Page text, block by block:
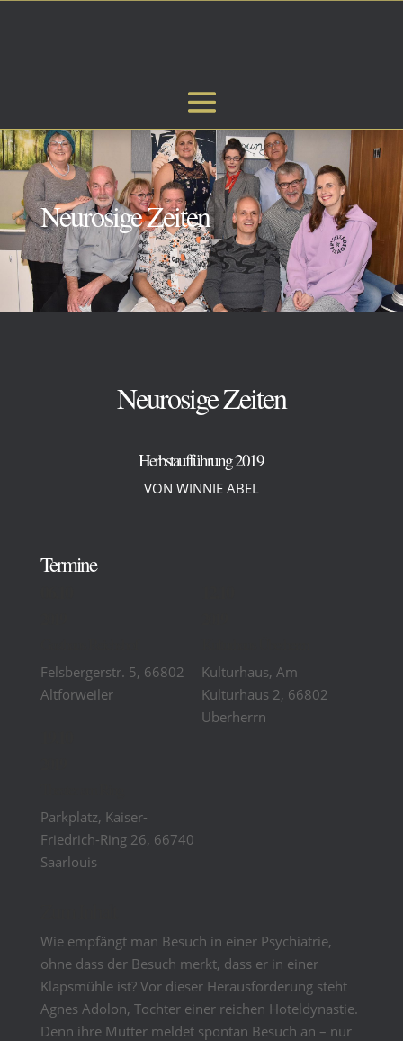
Neurosige Zeiten
Neurosige Zeiten
Herbstaufführung 2019
VON WINNIE ABEL
Termine
Felsbergerstr. 5, 66802
Altforweiler
Kulturhaus, Am
Kulturhaus 2, 66802
Überherrn
Parkplatz, Kaiser-
Friedrich-Ring 26, 66740
Saarlouis
Wie empfängt man Besuch in einer Psychiatrie,
ohne dass der Besuch merkt, dass er in einer
Klapsmühle ist? Vor dieser Herausforderung steht
Agnes Adolon, Tochter einer reichen Hoteldynastie.
Denn ihre Mutter meldet spontan Besuch an – nur